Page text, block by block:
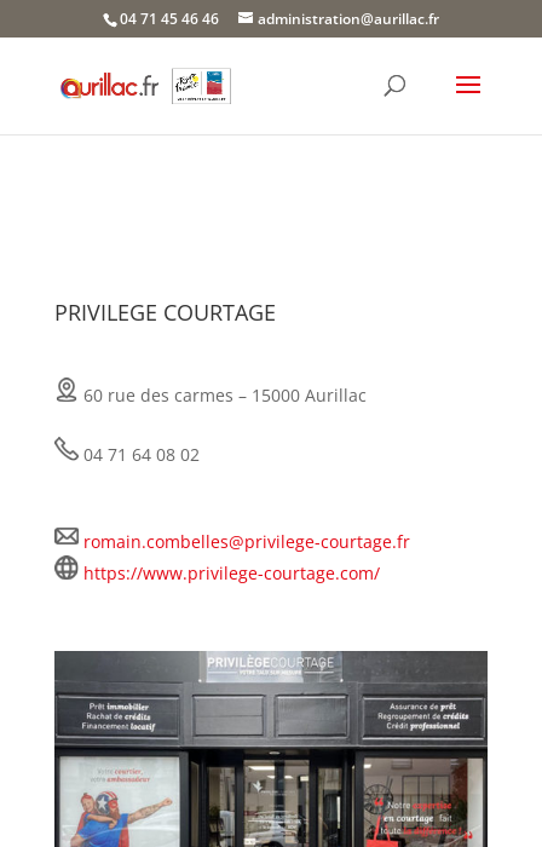
04 71 45 46 46 administration@aurillac.fr
PRIVILEGE COURTAGE
60 rue des carmes – 15000 Aurillac
04 71 64 08 02
romain.combelles@privilege-courtage.fr
https://www.privilege-courtage.com/